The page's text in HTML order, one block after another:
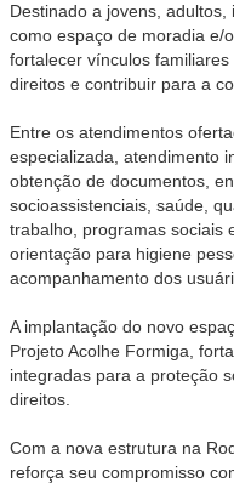
Destinado a jovens,
como espaço de moradia e/
fortalecer vínculos
direitos e contribuir para a
Entre os atendimentos
especializada, atendimento
obtenção de documentos,
socioassistenciais, saúde,
trabalho, programas sociais
orientação para higiene
acompanhamento dos
A implantação do novo
Projeto Acolhe Formiga,
integradas para a proteção
direitos.
Com a nova estrutura na
reforça seu compromisso